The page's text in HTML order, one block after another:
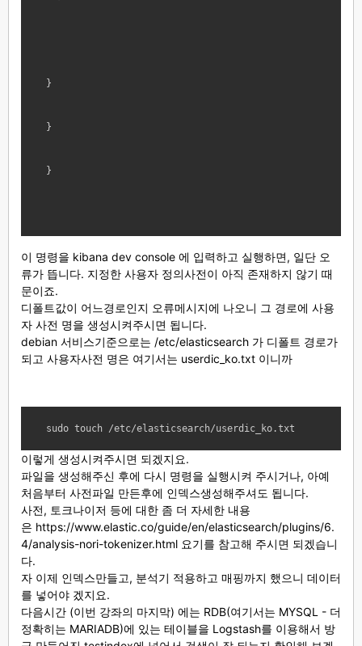
}
}
}
이 명령을 kibana dev console 에 입력하고 실행하면, 일단 오
류가 뜹니다. 지정한 사용자 정의사전이 아직 존재하지 않기 때
문이죠.
디폴트값이 어느경로인지 오류메시지에 나오니 그 경로에 사용
자 사전 명을 생성시켜주시면 됩니다.
debian 서비스기준으로는 /etc/elasticsearch 가 디폴트 경로가
되고 사용자사전 명은 여기서는 userdic_ko.txt 이니까
sudo touch /etc/elasticsearch/userdic_ko.txt
이렇게 생성시켜주시면 되겠지요.
파일을 생성해주신 후에 다시 명령을 실행시켜 주시거나, 아예
처음부터 사전파일 만든후에 인덱스생성해주셔도 됩니다.
사전, 토크나이저 등에 대한 좀 더 자세한 내용
은 https://www.elastic.co/guide/en/elasticsearch/plugins/6.
4/analysis-nori-tokenizer.html 요기를 참고해 주시면 되겠습니
다.
자 이제 인덱스만들고, 분석기 적용하고 매핑까지 했으니 데이터
를 넣어야 겠지요.
다음시간 (이번 강좌의 마지막) 에는 RDB(여기서는 MYSQL - 더
정확히는 MARIADB)에 있는 테이블을 Logstash를 이용해서 방